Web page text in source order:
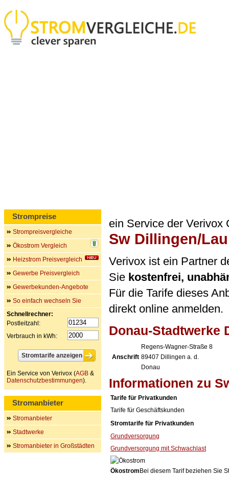
ein Service der Verivox
Sw Dillingen/
Verivox ist ein Partner
Sie kostenfrei,
Für die Tarife dieses
direkt online anmelden.
Donau-Stadtwerke
Anschrift
Regens-Wagner-Straße 8
89407 Dillingen a. d.
Donau
Informationen zu
Tarife für Privatkunden
Tarife für Geschäftskunden
Stromtarife für Privatkunden
Grundversorgung
Grundversorgung mit Schwachlast
Ökostrom Bei diesem Tarif beziehen Sie
Strompreise
Strompreisvergleiche
Ökostrom Vergleich
Heizstrom Preisvergleich
Gewerbe Preisvergleich
Gewerbekunden-Angebote
So einfach wechseln Sie
Schnellrechner:
Postleitzahl:
Verbrauch in kWh:
Ein Service von Verivox (AGB &
Datenschutzbestimmungen).
Stromanbieter
Stromanbieter
Stadtwerke
Stromanbieter in Großstädten